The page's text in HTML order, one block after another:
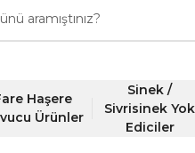
Haşere
Ürünler
Sinek /
Sivrisinek Yok
Ediciler